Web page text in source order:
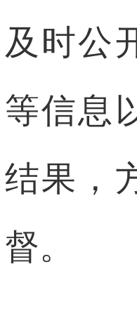
及时公
等信息
结果，
督。